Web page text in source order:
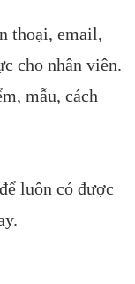
thoại, email,
cho nhân viên.
mẫu, cách
để luôn có được